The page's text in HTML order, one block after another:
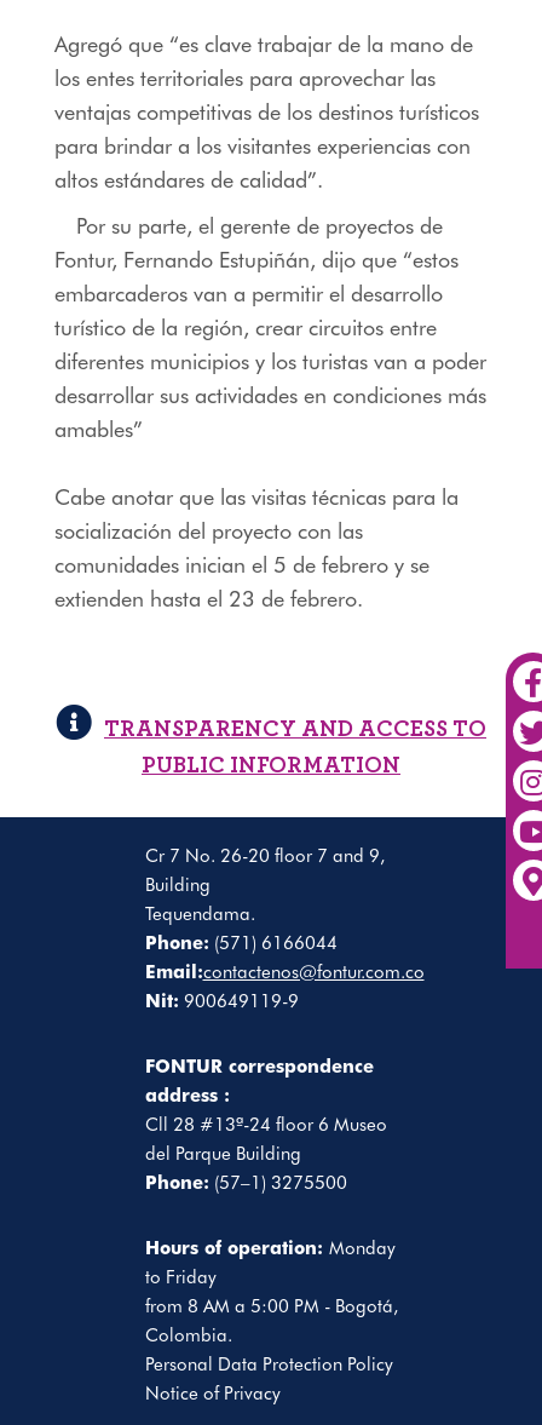
Agregó que “es clave trabajar de la mano de
los entes territoriales para aprovechar las
ventajas competitivas de los destinos turísticos
para brindar a los visitantes experiencias con
altos estándares de calidad”.
Por su parte, el gerente de proyectos de
Fontur, Fernando Estupiñán, dijo que “estos
embarcaderos van a permitir el desarrollo
turístico de la región, crear circuitos entre
diferentes municipios y los turistas van a poder
desarrollar sus actividades en condiciones más
amables”
Cabe anotar que las visitas técnicas para la
socialización del proyecto con las
comunidades inician el 5 de febrero y se
extienden hasta el 23 de febrero.
TRANSPARENCY AND ACCESS TO
PUBLIC INFORMATION
Cr 7 No. 26-20 floor 7 and 9,
Building
Tequendama.
Phone: (571) 6166044
Email:contactenos@fontur.com.co
Nit: 900649119-9
FONTUR correspondence
address :
Cll 28 #13ª-24 floor 6 Museo
del Parque Building
Phone: (57–1) 3275500
Hours of operation: Monday
to Friday
from 8 AM a 5:00 PM - Bogotá,
Colombia.
Personal Data Protection Policy
Notice of Privacy